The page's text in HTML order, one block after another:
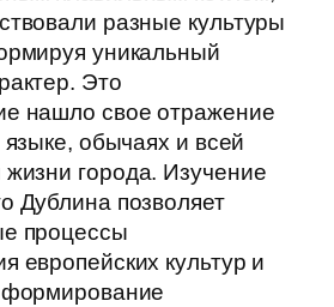
разные культуры
уникальный
Это
нашло свое отражение
языке, обычаях и всей
города. Изучение
Дублина позволяет
процессы
европейских культур и